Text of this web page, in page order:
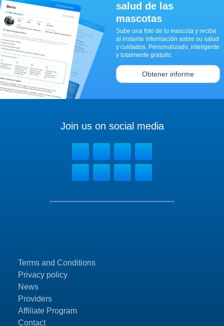
salud de las
mascotas
Sube una foto de tu mascota y recibe
al instante información sobre su salud
y cuidados. Personalizado, inteligente
y totalmente gratuito.
Obtener informe
Terms and Conditions
Privacy policy
News
Providers
Affiliate Program
Contact
Join us on social media